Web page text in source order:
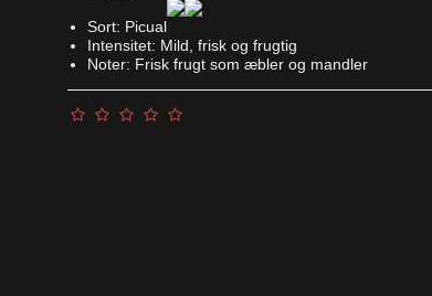
Sort: Picual
Intensitet: Mild, frisk og frugtig
Noter: Frisk frugt som æbler og mandler